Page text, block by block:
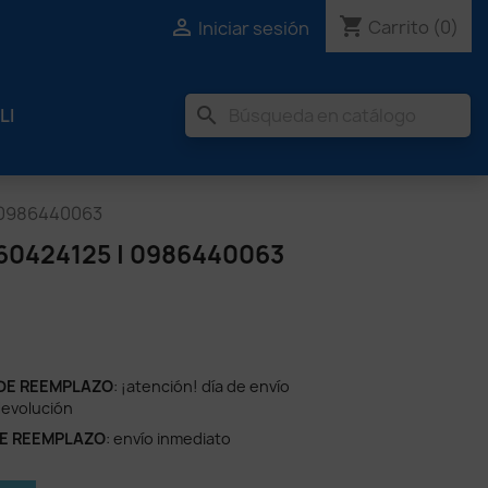
 Iniciar sesión shopping_cart Carrito (0)
search
| 0986440063
REEMPLAZO: ¡atención! día de envío
REEMPLAZO: envío inmediato